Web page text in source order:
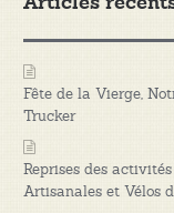
Fête de la Vierge,
Trucker
Reprises des
Artisanales et Vélos